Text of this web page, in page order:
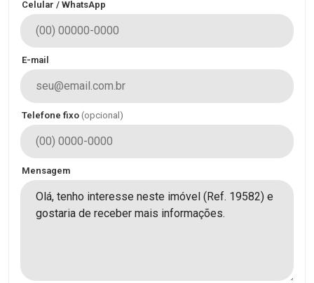
Celular / WhatsApp
E-mail
Telefone fixo (opcional)
Mensagem